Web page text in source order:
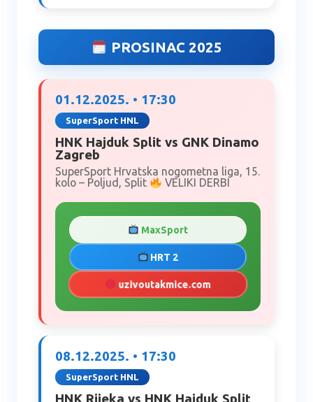
PROSINAC 2025
01.12.2025. • 17:30
SuperSport HNL
HNK Hajduk Split vs GNK Dinamo
Zagreb
SuperSport Hrvatska nogometna liga, 15.
kolo – Poljud, Split
VELIKI DERBI
MaxSport
HRT 2
uzivoutakmice.com
08.12.2025. • 17:30
SuperSport HNL
HNK Rijeka vs HNK Hajduk Split